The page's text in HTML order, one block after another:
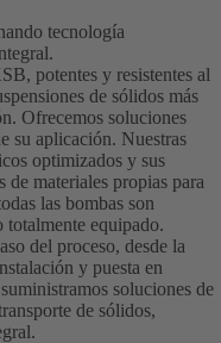
tecnología
potentes y resistentes al
de sólidos más
Ofrecemos soluciones
su aplicación. Nuestras
optimizados y sus
de materiales propias para
las bombas son
totalmente equipado.
del proceso, desde la
y puesta en
soluciones de
de sólidos,